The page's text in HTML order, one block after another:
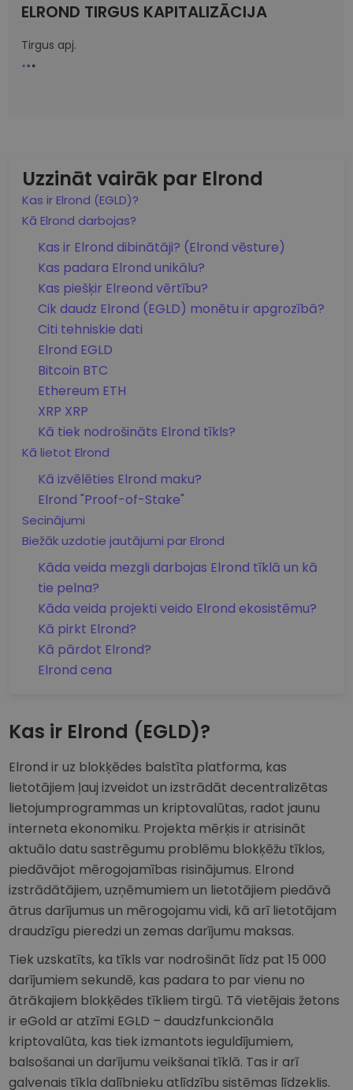
Uzzināt vairāk par Elrond
Kas ir Elrond (EGLD)?
Kā Elrond darbojas?
Kas ir Elrond dibinātāji? (Elrond vēsture)
Kas padara Elrond unikālu?
Kas piešķir Elreond vērtību?
Cik daudz Elrond (EGLD) monētu ir apgrozībā?
Citi tehniskie dati
Elrond EGLD
Bitcoin BTC
Ethereum ETH
XRP XRP
Kā tiek nodrošināts Elrond tīkls?
Kā lietot Elrond
Kā izvēlēties Elrond maku?
Elrond "Proof-of-Stake"
Secinājumi
Biežāk uzdotie jautājumi par Elrond
Kāda veida mezgli darbojas Elrond tīklā un kā
tie pelna?
Kāda veida projekti veido Elrond ekosistēmu?
Kā pirkt Elrond?
Kā pārdot Elrond?
Elrond cena
Kas ir Elrond (EGLD)?
Elrond ir uz blokķēdes balstīta platforma, kas
lietotājiem ļauj izveidot un izstrādāt decentralizētas
lietojumprogrammas un kriptovalūtas, radot jaunu
interneta ekonomiku. Projekta mērķis ir atrisināt
aktuālo datu sastrēgumu problēmu blokķēžu tīklos,
piedāvājot mērogojamības risinājumus. Elrond
izstrādātājiem, uzņēmumiem un lietotājiem piedāvā
ātrus darījumus un mērogojamu vidi, kā arī lietotājam
draudzīgu pieredzi un zemas darījumu maksas.
Tiek uzskatīts, ka tīkls var nodrošināt līdz pat 15 000
darījumiem sekundē, kas padara to par vienu no
ātrākajiem blokķēdes tīkliem tirgū. Tā vietējais žetons
ir eGold ar atzīmi EGLD – daudzfunkcionāla
kriptovalūta, kas tiek izmantots ieguldījumiem,
balsošanai un darījumu veikšanai tīklā. Tas ir arī
galvenais tīkla dalībnieku atlīdzību sistēmas līdzeklis.
ELROND TIRGUS KAPITALIZĀCIJA
Tirgus apj.